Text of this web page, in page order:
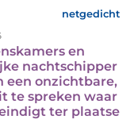
netgedicht
en
nachtschipper
een onzichtbare,
te spreken waar
ter plaatse